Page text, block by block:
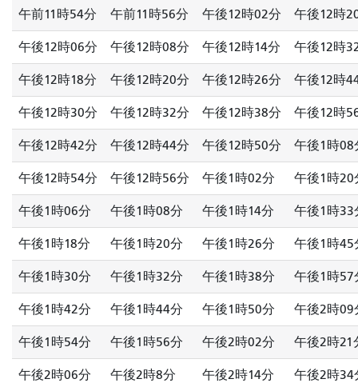
午前11時54分 午前11時56分 午後12時02分 午後12時
午後12時06分 午後12時08分 午後12時14分 午後12時
午後12時18分 午後12時20分 午後12時26分 午後12時
午後12時30分 午後12時32分 午後12時38分 午後12時
午後12時42分 午後12時44分 午後12時50分 午後1時08
午後12時54分 午後12時56分 午後1時02分 午後1時20
午後1時06分 午後1時08分 午後1時14分 午後1時33
午後1時18分 午後1時20分 午後1時26分 午後1時45
午後1時30分 午後1時32分 午後1時38分 午後1時57
午後1時42分 午後1時44分 午後1時50分 午後2時09
午後1時54分 午後1時56分 午後2時02分 午後2時21
午後2時06分 午後2時8分 午後2時14分 午後2時34